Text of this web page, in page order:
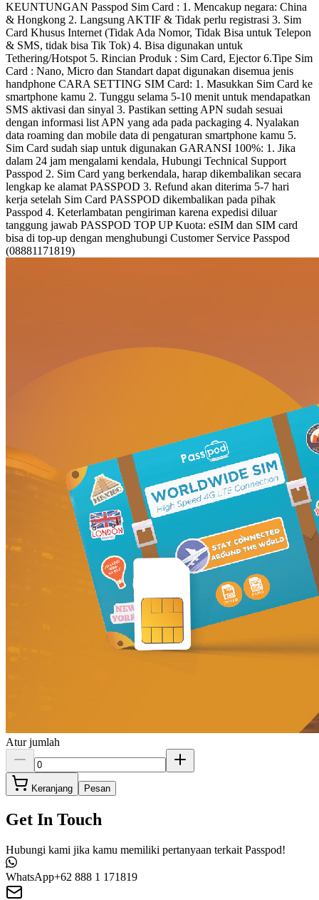
KEUNTUNGAN Passpod Sim Card : 1. Mencakup negara: China
& Hongkong 2. Langsung AKTIF & Tidak perlu registrasi 3. Sim
Card Khusus Internet (Tidak Ada Nomor, Tidak Bisa untuk Telepon
& SMS, tidak bisa Tik Tok) 4. Bisa digunakan untuk
Tethering/Hotspot 5. Rincian Produk : Sim Card, Ejector 6.Tipe Sim
Card : Nano, Micro dan Standart dapat digunakan disemua jenis
handphone CARA SETTING SIM Card: 1. Masukkan Sim Card ke
smartphone kamu 2. Tunggu selama 5-10 menit untuk mendapatkan
SMS aktivasi dan sinyal 3. Pastikan setting APN sudah sesuai
dengan informasi list APN yang ada pada packaging 4. Nyalakan
data roaming dan mobile data di pengaturan smartphone kamu 5.
Sim Card sudah siap untuk digunakan GARANSI 100%: 1. Jika
dalam 24 jam mengalami kendala, Hubungi Technical Support
Passpod 2. Sim Card yang berkendala, harap dikembalikan secara
lengkap ke alamat PASSPOD 3. Refund akan diterima 5-7 hari
kerja setelah Sim Card PASSPOD dikembalikan pada pihak
Passpod 4. Keterlambatan pengiriman karena expedisi diluar
tanggung jawab PASSPOD TOP UP Kuota: eSIM dan SIM card
bisa di top-up dengan menghubungi Customer Service Passpod
(08881171819)
Atur jumlah
Keranjang Pesan
Get In Touch
Hubungi kami jika kamu memiliki pertanyaan terkait Passpod!
WhatsApp+62 888 1 171819